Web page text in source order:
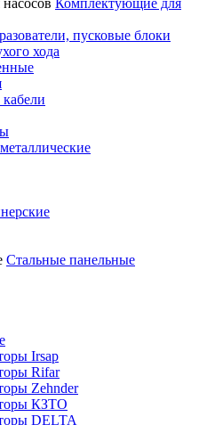
Комплектующие для
пусковые блоки
хода
Стальные панельные
Irsap
Rifar
Zehnder
КЗТО
DELTA